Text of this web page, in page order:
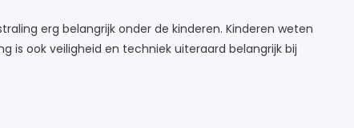
erg belangrijk onder de kinderen. Kinderen weten
is ook veiligheid en techniek uiteraard belangrijk bij